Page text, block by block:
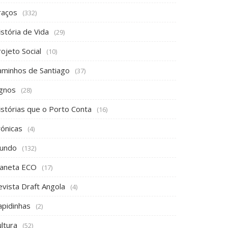
(332)
de Vida (29)
Social (10)
de Santiago (37)
(28)
que o Porto Conta (16)
(4)
(132)
ECO (17)
Draft Angola (4)
(2)
(52)